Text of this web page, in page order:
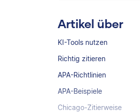
Artikel über
KI-Tools nutzen
Richtig zitieren
APA-Richtlinien
APA-Beispiele
Chicago-Zitierweise